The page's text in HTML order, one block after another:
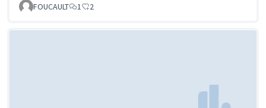
FOUCAULT
1 2